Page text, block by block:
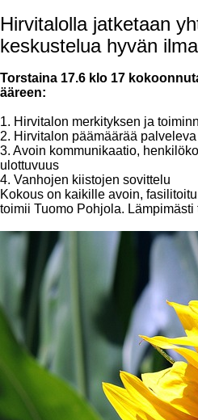
Hirvitalolla jatketaan
keskustelua hyvän
Torstaina 17.6 klo 17
ääreen:
1. Hirvitalon merkityksen ja
2. Hirvitalon päämäärää
3. Avoin kommunikaatio,
ulottuvuus
4. Vanhojen kiistojen sovittelu
Kokous on kaikille avoin,
toimii Tuomo Pohjola. Lämpimästi